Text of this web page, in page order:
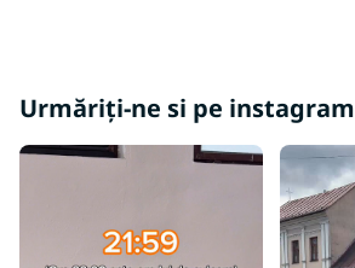
Urmăriți-ne si pe instagram